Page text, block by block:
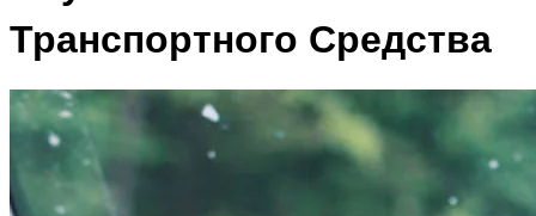
Транспортного Средства